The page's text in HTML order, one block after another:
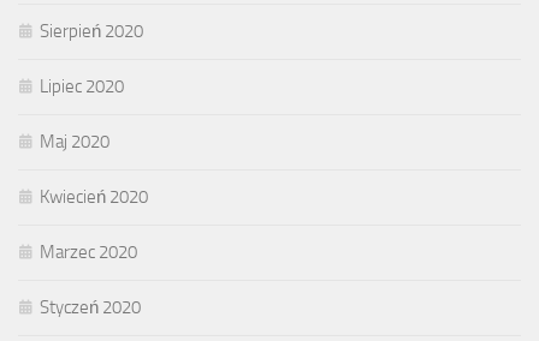
Sierpień 2020
Lipiec 2020
Maj 2020
Kwiecień 2020
Marzec 2020
Styczeń 2020